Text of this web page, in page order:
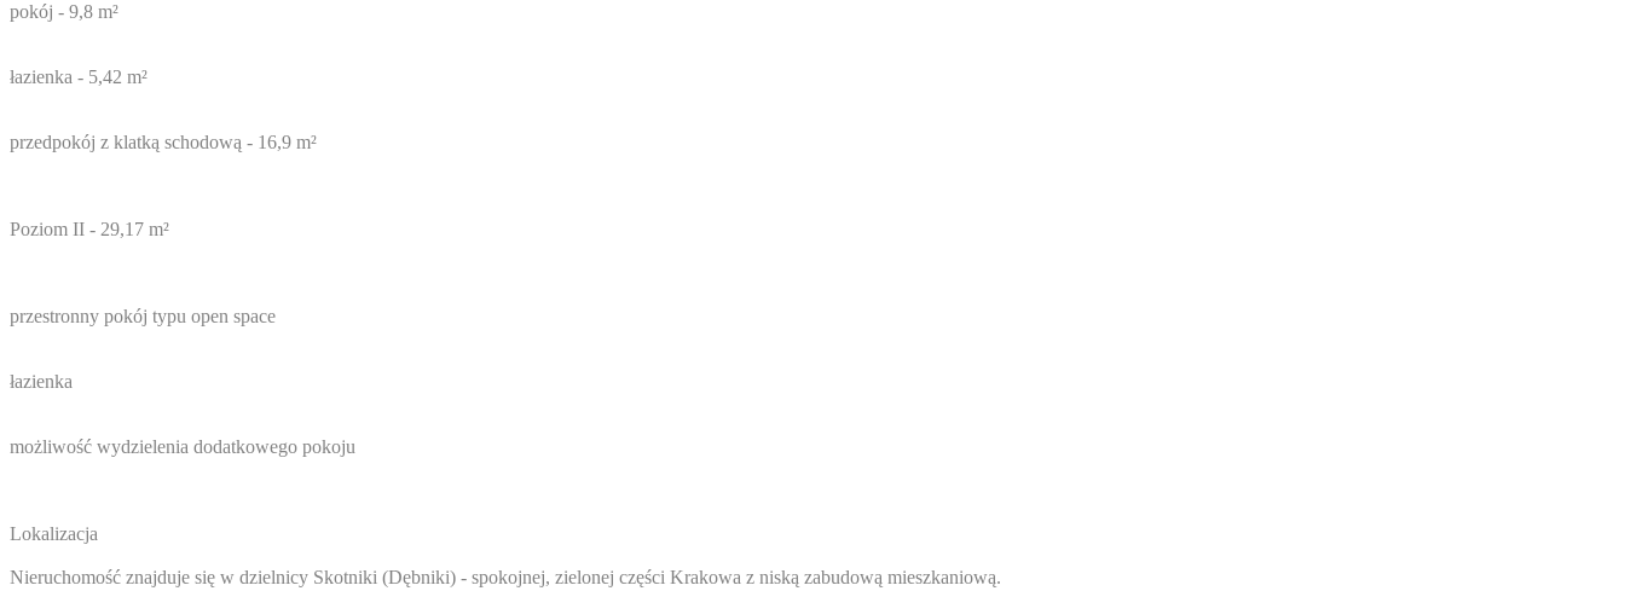
pokój - 9,8 m²
łazienka - 5,42 m²
przedpokój z klatką schodową - 16,9 m²
Poziom II - 29,17 m²
przestronny pokój typu open space
łazienka
możliwość wydzielenia dodatkowego pokoju
Lokalizacja
Nieruchomość znajduje się w dzielnicy Skotniki (Dębniki) - spokojnej, zielonej części Krakowa z niską zabudową mieszkaniową.